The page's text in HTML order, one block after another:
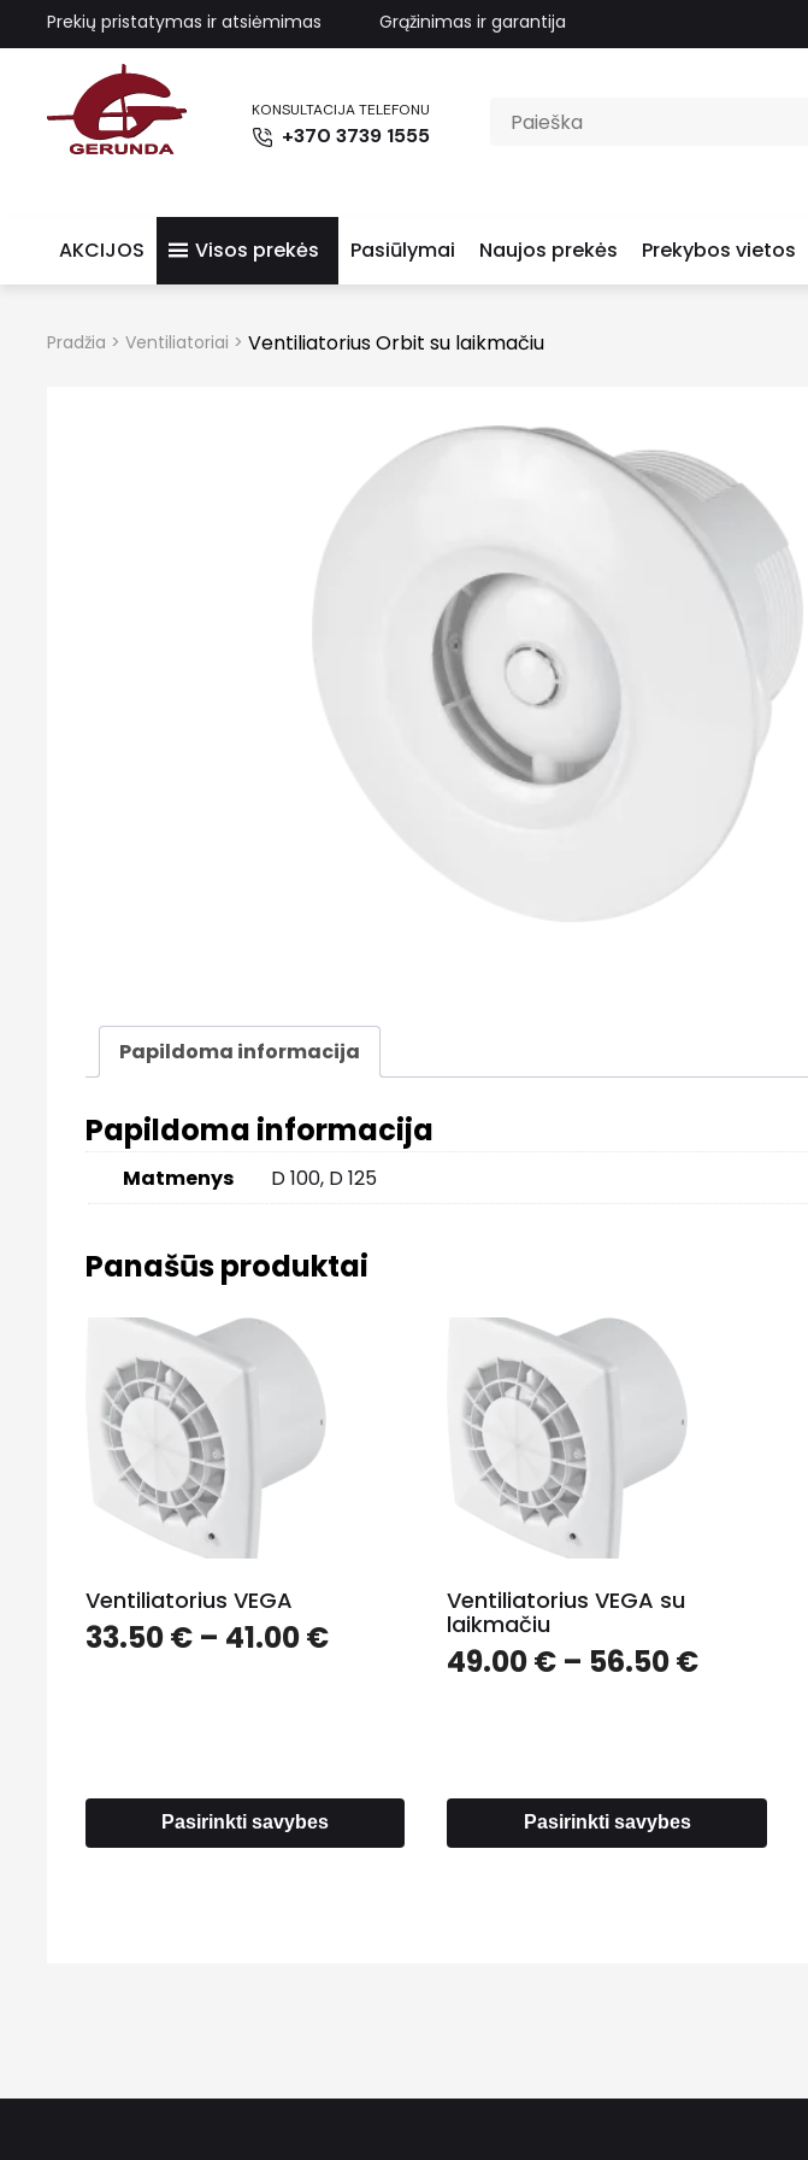
Prekių pristatymas ir atsiėmimas Grąžinimas ir garantija
KONSULTACIJA TELEFONU
+370 3739 1555
AKCIJOS Visos prekės Pasiūlymai Naujos prekės Prekybos vietos
Pradžia > Ventiliatoriai > Ventiliatorius Orbit su laikmačiu
Papildoma informacija
Papildoma informacija
Matmenys D 100, D 125
Panašūs produktai
Ventiliatorius VEGA
33.50€ – 41.00€Price
Pasirinkti savybes
Ventiliatorius VEGA su
laikmačiu
49.00€ – 56.50€Price
Pasirinkti savybes